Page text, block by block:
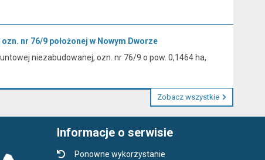
nr 76/9 położonej w Nowym Dworze
niezabudowanej, ozn. nr 76/9 o pow. 0,1464 ha,
Zobacz wszystkie
Informacje o serwisie
Ponowne wykorzystanie